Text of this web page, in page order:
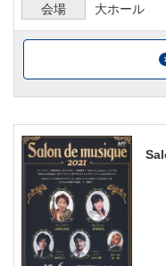
会場
大ホール